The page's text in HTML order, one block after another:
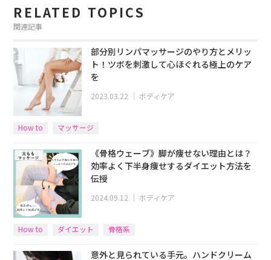
RELATED TOPICS
関連記事
部分別リンパマッサージのやり方とメリッ
ト！ツボを刺激して心ほぐれる極上のケア
を
2023.03.22 ｜ボディケア
How to マッサージ
《骨格ウェーブ》脚が痩せない理由とは？
効率よく下半身痩せするダイエット方法を
伝授
2024.09.12 ｜ボディケア
How to ダイエット 骨格系
意外と見られている手元。ハンドクリーム